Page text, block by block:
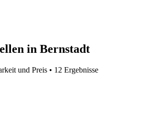
in Bernstadt
und Preis • 12 Ergebnisse